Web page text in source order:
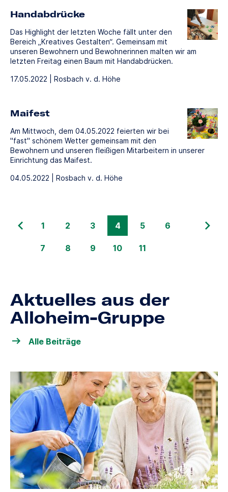
Handabdrücke
Das Highlight der letzten Woche fällt unter den
Bereich „Kreatives Gestalten“. Gemeinsam mit
unseren Bewohnern und Bewohnerinnen malten wir am
letzten Freitag einen Baum mit Handabdrücken.
17.05.2022 | Rosbach v. d. Höhe
Maifest
Am Mittwoch, dem 04.05.2022 feierten wir bei
"fast" schönem Wetter gemeinsam mit den
Bewohnern und unseren fleißigen Mitarbeitern in unserer
Einrichtung das Maifest.
04.05.2022 | Rosbach v. d. Höhe
1 2 3 4 5 6
7 8 9 10 11
Aktuelles aus der
Alloheim-Gruppe
Alle Beiträge